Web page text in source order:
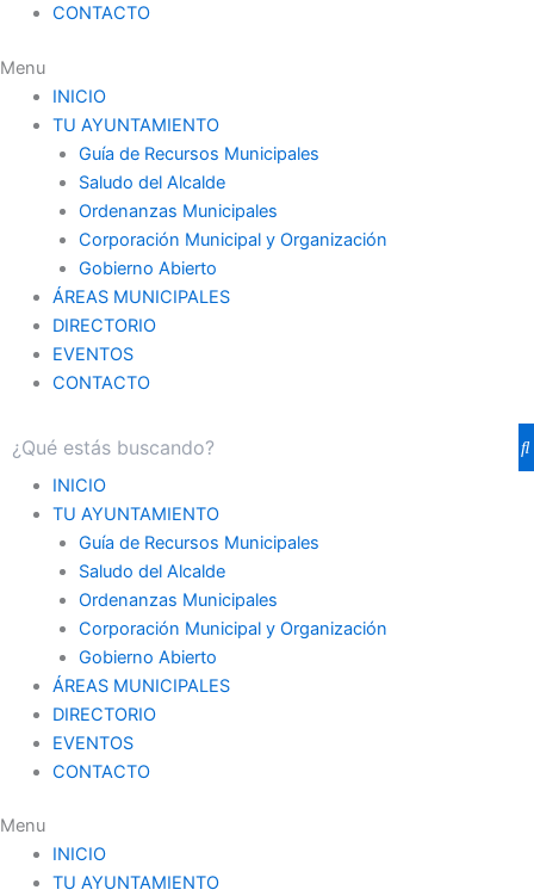
CONTACTO
Menu
INICIO
TU AYUNTAMIENTO
Guía de Recursos Municipales
Saludo del Alcalde
Ordenanzas Municipales
Corporación Municipal y Organización
Gobierno Abierto
ÁREAS MUNICIPALES
DIRECTORIO
EVENTOS
CONTACTO
INICIO
TU AYUNTAMIENTO
Guía de Recursos Municipales
Saludo del Alcalde
Ordenanzas Municipales
Corporación Municipal y Organización
Gobierno Abierto
ÁREAS MUNICIPALES
DIRECTORIO
EVENTOS
CONTACTO
Menu
INICIO
TU AYUNTAMIENTO